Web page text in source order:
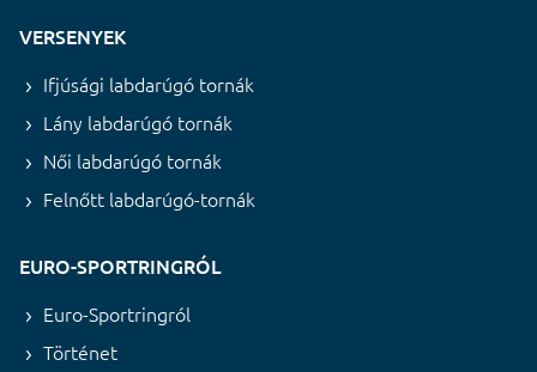
VERSENYEK
Ifjúsági labdarúgó tornák
Lány labdarúgó tornák
Női labdarúgó tornák
Felnőtt labdarúgó-tornák
EURO-SPORTRINGRÓL
Euro-Sportringról
Történet